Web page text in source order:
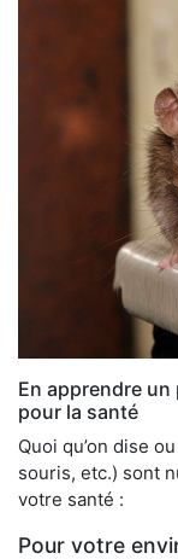
En apprendre
pour la santé
Quoi qu’on dise
souris, etc.) sont
votre santé :
Pour votre